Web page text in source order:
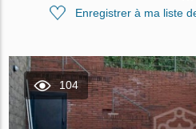
Enregistrer à ma liste
104